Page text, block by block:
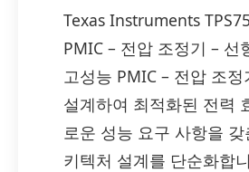
Texas Instruments
PMIC – 전압 조정기 – 선
고성능 PMIC – 전압 조
설계하여 최적화된 전력
로운 성능 요구 사항을
키텍처 설계를 단순화합